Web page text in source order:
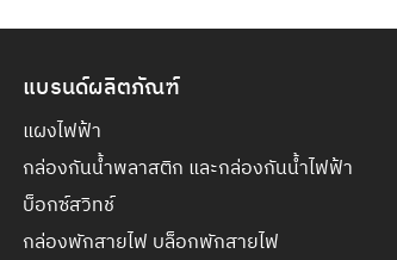
แบรนด์ผลิตภัณฑ์
แผงไฟฟ้า
กล่องกันน้ำพลาสติก และกล่องกันน้ำไฟฟ้า
บ็อกซ์สวิทช์
กล่องพักสายไฟ บล็อกพักสายไฟ